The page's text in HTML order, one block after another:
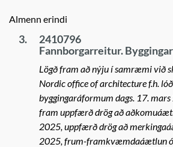
Almenn erindi
3.
2410796
Fannborgarreitur.
Lögð fram að nýju í samræmi við
Nordic office of architecture f.h.
byggingaráformum dags. 17.
fram uppfærð drög að
2025, uppfærð drög að
2025, frum-framkvæmdaáætlun